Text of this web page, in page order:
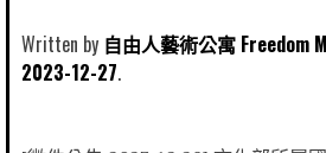
Written by 自由人藝術公寓 Freedom
2023-12-27